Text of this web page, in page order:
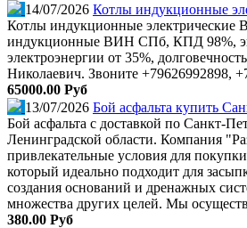
14/07/2026 Котлы индукционные
Котлы индукционные
индукционные ВИН СПб, КПД 98%,
электроэнергии от 35%,
Николаевич. Звоните +79626992898,
65000.00 Руб
13/07/2026 Бой асфальта купить
Бой асфальта с доставкой по Санкт-
Ленинградской области. Компания
привлекательные условия для
который идеально подходит для
создания оснований и дренажных
множества других целей. Мы
380.00 Руб